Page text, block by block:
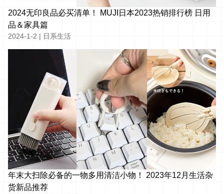
2024无印良品必买清单！ MUJI日本2023热销排行榜 日用
品＆家具篇
2024-1-2 | 日系生活
年末大扫除必备的一物多用清洁小物！ 2023年12月生活杂
货新品推荐